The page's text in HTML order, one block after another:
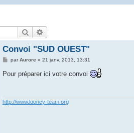
Rechercher
Convoi "SUD OUEST"
M
s
parAurore » 21 janv. 2013, 13:31
Pour préparer ici votre convoi
http://www.looney-team.org